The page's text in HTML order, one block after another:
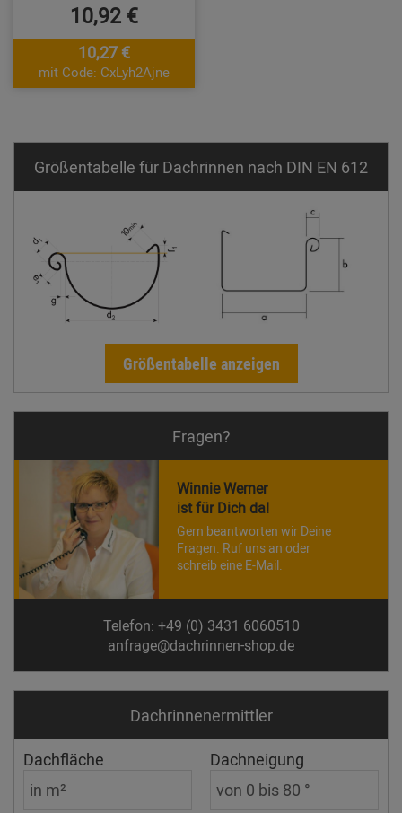
10,92 €
10,27 €
mit Code: CxLyh2Ajne
Größentabelle für Dachrinnen nach DIN EN 612
Größentabelle anzeigen
Fragen?
Winnie Werner
ist für Dich da!
Gern beantworten wir Deine
Fragen. Ruf uns an oder
schreib eine E-Mail.
Telefon: +49 (0) 3431 6060510
anfrage@dachrinnen-shop.de
Dachrinnen­ermittler
Dachfläche Dachneigung